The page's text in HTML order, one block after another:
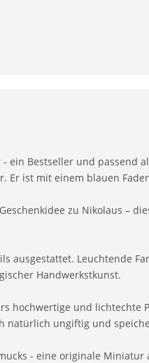
Bestseller und passend
ist mit einem blauen
zu Nikolaus –
ausgestattet. Leuchtende
Handwerkstkunst.
hochwertige und
natürlich ungiftig und
- eine originale Miniatur